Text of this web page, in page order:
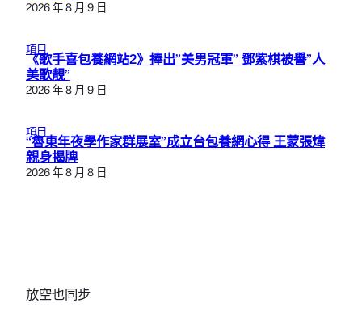
2026 年 8 月 9 日
項目
《歌手喜包養網站2》捧出”美男冠軍” 鄧紫棋被譽”人
美歌靚”
2026 年 8 月 9 日
項目
“魯東年夜學作家群展室”成立台包養網心得 王蒙張煒
親身揭牌
2026 年 8 月 8 日
放空也同步